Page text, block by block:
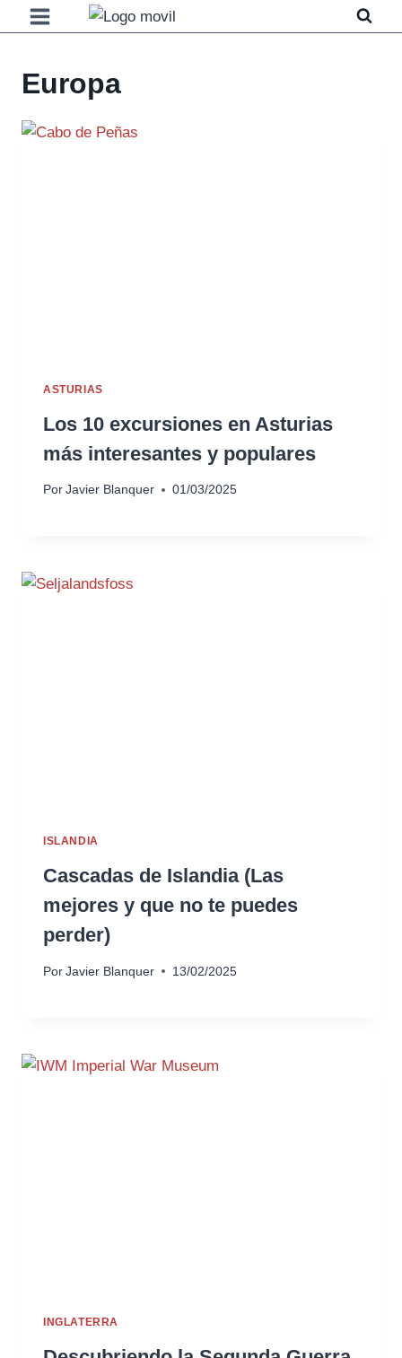
Saltar
al
Europa
ASTURIAS
Los 10 excursiones en Asturias
más interesantes y populares
Por Javier Blanquer 01/03/2025
ISLANDIA
Cascadas de Islandia (Las
mejores y que no te puedes
perder)
Por Javier Blanquer 13/02/2025
INGLATERRA